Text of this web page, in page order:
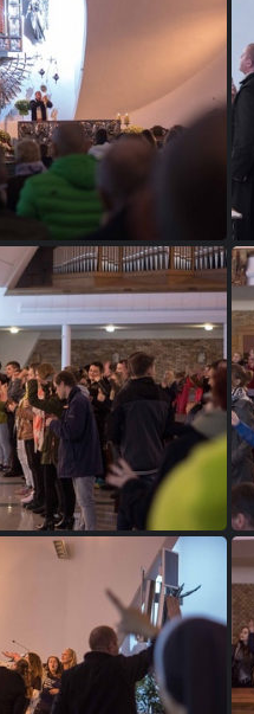
DSC06237a